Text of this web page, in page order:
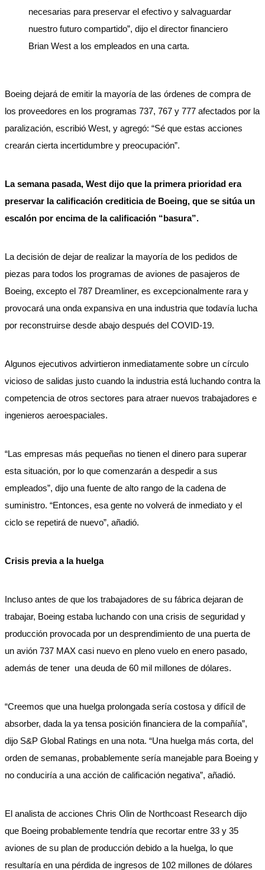
necesarias para preservar el efectivo y salvaguardar
nuestro futuro compartido”, dijo el director financiero
Brian West a los empleados en una carta.
Boeing dejará de emitir la mayoría de las órdenes de compra de
los proveedores en los programas 737, 767 y 777 afectados por la
paralización, escribió West, y agregó: “Sé que estas acciones
crearán cierta incertidumbre y preocupación”.
La semana pasada, West dijo que la primera prioridad era
preservar la calificación crediticia de Boeing, que se sitúa un
escalón por encima de la calificación “basura”.
La decisión de dejar de realizar la mayoría de los pedidos de
piezas para todos los programas de aviones de pasajeros de
Boeing, excepto el 787 Dreamliner, es excepcionalmente rara y
provocará una onda expansiva en una industria que todavía lucha
por reconstruirse desde abajo después del COVID-19.
Algunos ejecutivos advirtieron inmediatamente sobre un círculo
vicioso de salidas justo cuando la industria está luchando contra la
competencia de otros sectores para atraer nuevos trabajadores e
ingenieros aeroespaciales.
“Las empresas más pequeñas no tienen el dinero para superar
esta situación, por lo que comenzarán a despedir a sus
empleados”, dijo una fuente de alto rango de la cadena de
suministro. “Entonces, esa gente no volverá de inmediato y el
ciclo se repetirá de nuevo”, añadió.
Crisis previa a la huelga
Incluso antes de que los trabajadores de su fábrica dejaran de
trabajar, Boeing estaba luchando con una crisis de seguridad y
producción provocada por un desprendimiento de una puerta de
un avión 737 MAX casi nuevo en pleno vuelo en enero pasado,
además de tener una deuda de 60 mil millones de dólares.
“Creemos que una huelga prolongada sería costosa y difícil de
absorber, dada la ya tensa posición financiera de la compañía”,
dijo S&P Global Ratings en una nota. “Una huelga más corta, del
orden de semanas, probablemente sería manejable para Boeing y
no conduciría a una acción de calificación negativa”, añadió.
El analista de acciones Chris Olin de Northcoast Research dijo
que Boeing probablemente tendría que recortar entre 33 y 35
aviones de su plan de producción debido a la huelga, lo que
resultaría en una pérdida de ingresos de 102 millones de dólares